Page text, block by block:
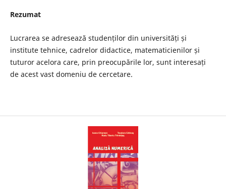
Rezumat
Lucrarea se adresează studenților din universități și
institute tehnice, cadrelor didactice, matematicienilor și
tuturor acelora care, prin preocupările lor, sunt interesați
de acest vast domeniu de cercetare.